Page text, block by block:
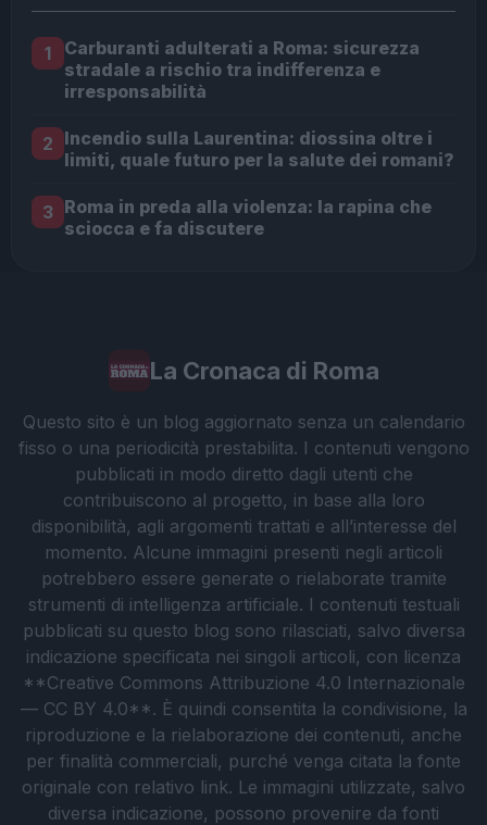
1
Carburanti adulterati a Roma: sicurezza
stradale a rischio tra indifferenza e
irresponsabilità
2 Incendio sulla Laurentina: diossina oltre i
limiti, quale futuro per la salute dei romani?
3 Roma in preda alla violenza: la rapina che
sciocca e fa discutere
La Cronaca di Roma
Questo sito è un blog aggiornato senza un calendario
fisso o una periodicità prestabilita. I contenuti vengono
pubblicati in modo diretto dagli utenti che
contribuiscono al progetto, in base alla loro
disponibilità, agli argomenti trattati e all’interesse del
momento. Alcune immagini presenti negli articoli
potrebbero essere generate o rielaborate tramite
strumenti di intelligenza artificiale. I contenuti testuali
pubblicati su questo blog sono rilasciati, salvo diversa
indicazione specificata nei singoli articoli, con licenza
**Creative Commons Attribuzione 4.0 Internazionale
— CC BY 4.0**. È quindi consentita la condivisione, la
riproduzione e la rielaborazione dei contenuti, anche
per finalità commerciali, purché venga citata la fonte
originale con relativo link. Le immagini utilizzate, salvo
diversa indicazione, possono provenire da fonti